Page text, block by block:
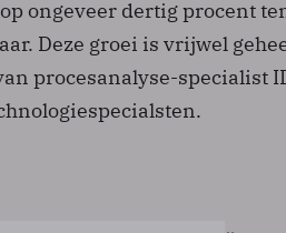
ongeveer dertig procent
Deze groei is vrijwel
procesanalyse-specialist